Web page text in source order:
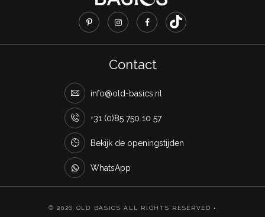
Contact
info@old-basics.nl
+31 (0)85 750 10 57
Bekijk de openingstijden
WhatsApp
© 2026 OLD BASICS ALL RIGHTS RESERVED •